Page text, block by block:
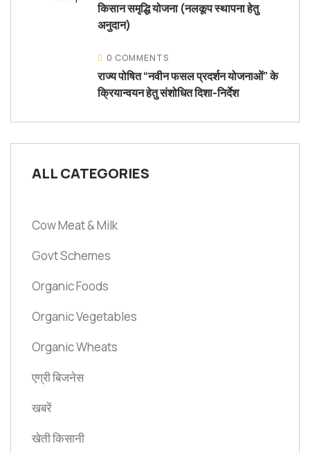
किसान समृद्धि योजना (नलकूप स्थापना हेतु
अनुदान)
0 COMMENTS
राज्य पोषित “नवीन फसल प्रदर्शन योजनाओं” के
क्रियान्वयन हेतु संशोधित दिशा-निर्देश
ALL CATEGORIES
Cow Meat & Milk
Govt Schemes
Organic Foods
Organic Vegetables
Organic Wheats
एग्री बिजनेस
खबरें
खेती किसानी